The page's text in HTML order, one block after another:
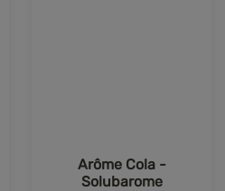
Arôme Cola -
Solubarome